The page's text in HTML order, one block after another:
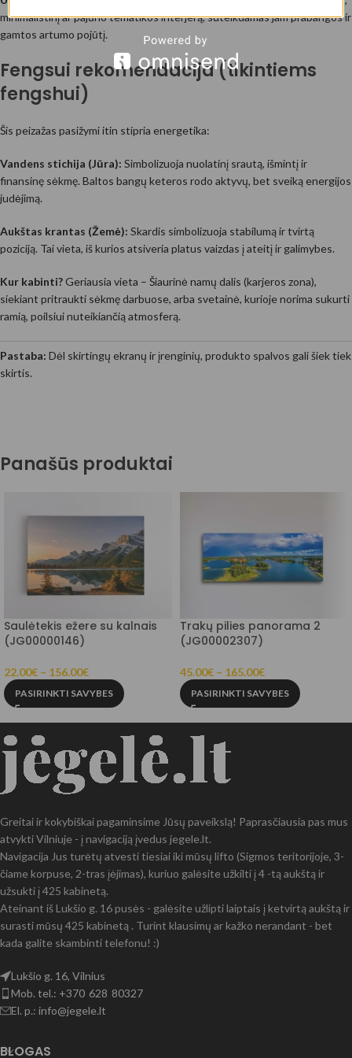
minimalistinį ar pajūrio tematikos interjerą, suteikdamas jam prabangos ir
gamtos artumo pojūtį.
Fengsui rekomendacija (tikintiems
fengshui)
Šis peizažas pasižymi itin stipria energetika:
Vandens stichija (Jūra): Simbolizuoja nuolatinį srautą, išmintį ir
finansinę sėkmę. Baltos bangų keteros rodo aktyvų, bet sveiką energijos
judėjimą.
Aukštas krantas (Žemė): Skardis simbolizuoja stabilumą ir tvirtą
poziciją. Tai vieta, iš kurios atsiveria platus vaizdas į ateitį ir galimybes.
Kur kabinti?Geriausia vieta – Šiaurinė namų dalis (karjeros zona),
siekiant pritraukti sėkmę darbuose, arba svetainė, kurioje norima sukurti
ramią, poilsiui nuteikiančią atmosferą.
Pastaba: Dėl skirtingų ekranų ir įrenginių, produkto spalvos gali šiek tiek
skirtis.
Panašūs produktai
Saulėtekis ežere su kalnais
(JG00000146)
22.00€ – 156.00€
PASIRINKTI SAVYBES
Trakų pilies panorama 2
(JG00002307)
45.00€ – 165.00€
PASIRINKTI SAVYBES
Greitai ir kokybiškai pagaminsime Jūsų paveikslą! Paprasčiausia pas mus
atvykti Vilniuje - į navigaciją įvedus jegele.lt.
Navigacija Jus turėtų atvesti tiesiai iki mūsų lifto (Sigmos teritorijoje, 3-
čiame korpuse, 2-tras įėjimas), kuriuo galėsite užkilti į 4 -tą aukštą ir
užsukti į 425 kabinetą.
Ateinant iš Lukšio g. 16 pusės - galėsite užlipti laiptais į ketvirtą aukštą ir
surasti mūsų 425 kabinetą . Turint klausimų ar kažko nerandant - bet
kada galite skambinti telefonu! :)
Lukšio g. 16, Vilnius
Mob. tel.: +370 628 80327
El. p.: info@jegele.lt
BLOGAS